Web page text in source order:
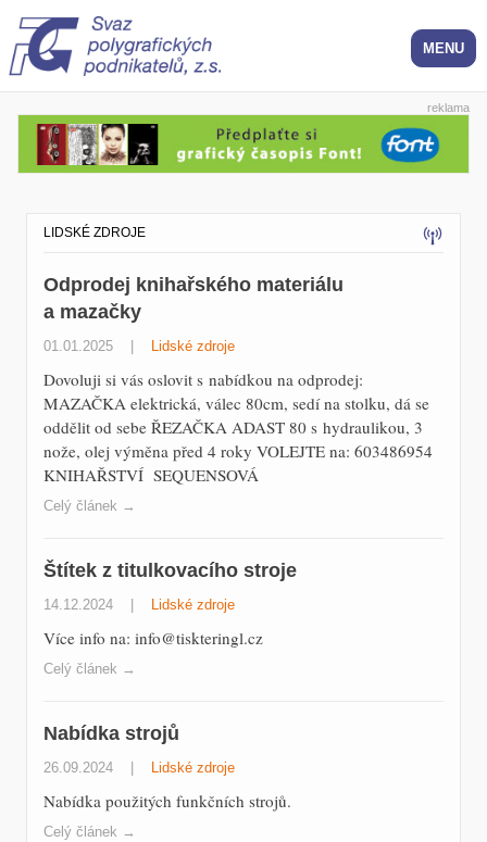
reklama
LIDSKÉ ZDROJE
Odprodej knihařského materiálu
a mazačky
01.01.2025 Lidské zdroje
Dovoluji si vás oslovit s nabídkou na odprodej:
MAZAČKA elektrická, válec 80cm, sedí na stolku, dá se
oddělit od sebe ŘEZAČKA ADAST 80 s hydraulikou, 3
nože, olej výměna před 4 roky VOLEJTE na: 603486954
KNIHAŘSTVÍ SEQUENSOVÁ
Celý článek →
Štítek z titulkovacího stroje
14.12.2024 Lidské zdroje
Více info na: info@tiskteringl.cz
Celý článek →
Nabídka strojů
26.09.2024 Lidské zdroje
Nabídka použitých funkčních strojů.
Celý článek →